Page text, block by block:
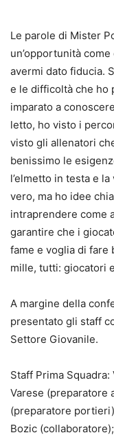
Le parole di Mister
un’opportunità
avermi dato fiducia.
e le difficoltà che ho
imparato a
letto, ho visto i
visto gli allenatori
benissimo le
l’elmetto in testa e
vero, ma ho idee
intraprendere come
garantire che i
fame e voglia di fare
mille, tutti: giocatori
A margine della
presentato gli staff
Settore Giovanile.
Staff Prima
Varese (preparatore
(preparatore
Bozic (collaboratore);